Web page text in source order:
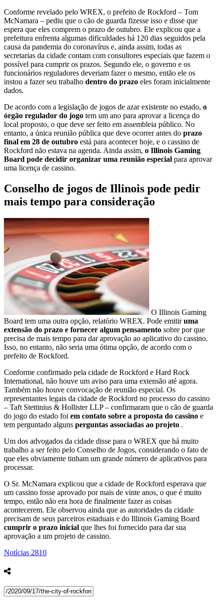
Conforme revelado pelo WREX, o prefeito de Rockford – Tom
McNamara – pediu que o cão de guarda fizesse isso e disse que
espera que eles comprem o prazo de outubro. Ele explicou que a
prefeitura enfrenta algumas dificuldades há 120 dias seguidos pela
causa da pandemia do coronavírus e, ainda assim, todas as
secretarias da cidade contam com consultores especiais que fazem o
possível para cumprir os prazos. Segundo ele, o governo e os
funcionários reguladores deveriam fazer o mesmo, então ele os
instou a fazer seu trabalho dentro do prazo eles foram inicialmente
dados.
De acordo com a legislação de jogos de azar existente no estado, o
órgão regulador do jogo tem um ano para aprovar a licença do
local proposto, o que deve ser feito em assembleia público. No
entanto, a única reunião pública que deve ocorrer antes do prazo
final em 28 de outubro está para acontecer hoje, e o cassino de
Rockford não estava na agenda. Ainda assim, o Illinois Gaming
Board pode decidir organizar uma reunião especial para aprovar
uma licença de cassino.
Conselho de jogos de Illinois pode pedir
mais tempo para consideração
O Illinois Gaming
Board tem uma outra opção, relatório WREX. Pode emitiruma
extensão do prazo e fornecer algum pensamento sobre por que
precisa de mais tempo para dar aprovação ao aplicativo do cassino.
Isso, no entanto, não seria uma ótima opção, de acordo com o
prefeito de Rockford.
Conforme confirmado pela cidade de Rockford e Hard Rock
International, não houve um aviso para uma extensão até agora.
Também não houve convocação de reunião especial. Os
representantes legais da cidade de Rockford no processo do cassino
– Taft Stettinius & Hollister LLP – confirmaram que o cão de guarda
do jogo do estado foi em contato sobre a proposta do cassino e
tem perguntado alguns perguntas associadas ao projeto .
Um dos advogados da cidade disse para o WREX que há muito
trabalho a ser feito pelo Conselho de Jogos, considerando o fato de
que eles obviamente tinham um grande número de aplicativos para
processar.
O Sr. McNamara explicou que a cidade de Rockford esperava que
um cassino fosse aprovado por mais de vinte anos, o que é muito
tempo, então não era hora de finalmente fazer as coisas
acontecerem. Ele observou ainda que as autoridades da cidade
precisam de seus parceiros estaduais e do Illinois Gaming Board
cumprir o prazo inicial que lhes foi fornecido para dar sua
aprovação a um projeto de cassino.
Notícias 2810